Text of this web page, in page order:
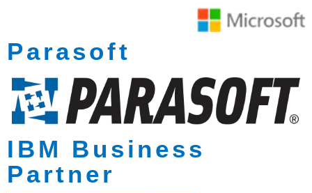
Parasoft
IBM Business
Partner